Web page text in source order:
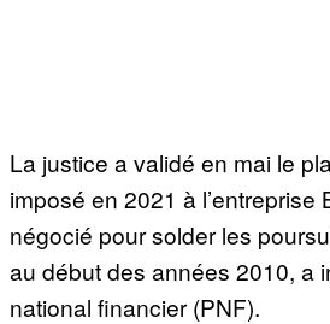
La justice a validé en mai le
imposé en 2021 à l’entreprise
négocié pour solder les
au début des années 2010, a
national financier (PNF).